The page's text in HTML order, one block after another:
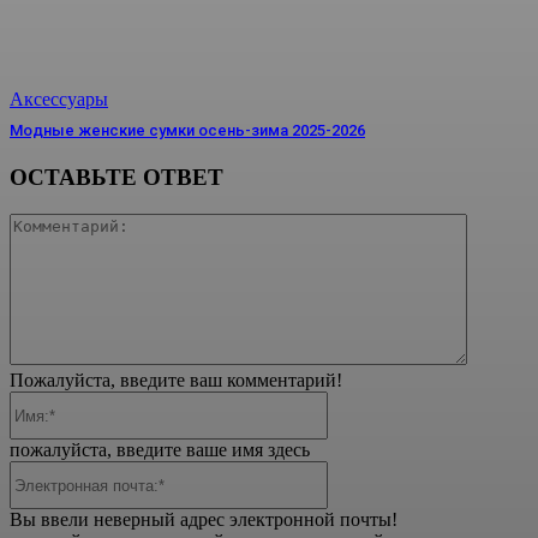
Аксессуары
Модные женские сумки осень-зима 2025-2026
ОСТАВЬТЕ ОТВЕТ
Пожалуйста, введите ваш комментарий!
пожалуйста, введите ваше имя здесь
Вы ввели неверный адрес электронной почты!